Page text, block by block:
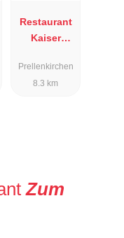
Restaurant
Kaiser
Prellenkirchen
8.3 km
Zum